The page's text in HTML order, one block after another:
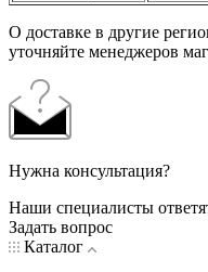
О доставке в другие
уточняйте менеджеров
Нужна консультация?
Наши специалисты
Задать вопрос
Каталог